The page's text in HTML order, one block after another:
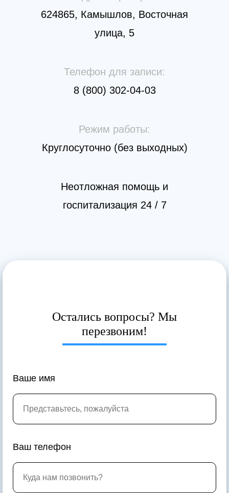
624865, Камышлов, Восточная
улица, 5
Телефон для записи:
8 (800) 302-04-03
Режим работы:
Круглосуточно (без выходных)
Неотложная помощь и
госпитализация 24 / 7
Остались вопросы? Мы
перезвоним!
Ваше имя
Ваш телефон